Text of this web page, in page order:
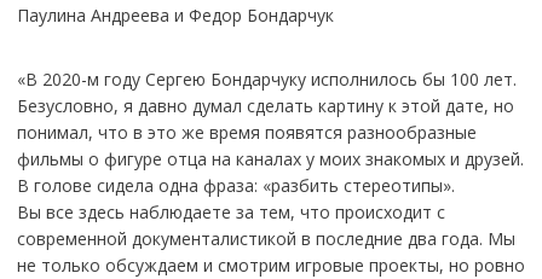
Паулина Андреева и Федор Бондарчук
«В 2020-м году Сергею Бондарчуку исполнилось бы 100 лет.
Безусловно, я давно думал сделать картину к этой дате, но
понимал, что в это же время появятся разнообразные
фильмы о фигуре отца на каналах у моих знакомых и друзей.
В голове сидела одна фраза: «разбить стереотипы».
Вы все здесь наблюдаете за тем, что происходит с
современной документалистикой в последние два года. Мы
не только обсуждаем и смотрим игровые проекты, но ровно